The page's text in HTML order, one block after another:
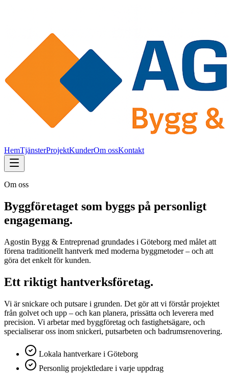
HemTjänsterProjektKunderOm ossKontakt
Om oss
Byggföretaget som byggs på personligt
engagemang.
Agostin Bygg & Entreprenad grundades i Göteborg med målet att
förena traditionellt hantverk med moderna byggmetoder – och att
göra det enkelt för kunden.
Ett riktigt hantverksföretag.
Vi är snickare och putsare i grunden. Det gör att vi förstår projektet
från golvet och upp – och kan planera, prissätta och leverera med
precision. Vi arbetar med byggföretag och fastighetsägare, och
specialiserar oss inom snickeri, putsarbeten och badrumsrenovering.
Lokala hantverkare i Göteborg
Personlig projektledare i varje uppdrag